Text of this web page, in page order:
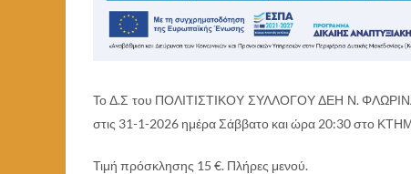
Το Δ.Σ του ΠΟΛΙΤΙΣΤΙΚΟΥ ΣΥΛΛΟΓΟΥ ΔΕΗ Ν. ΦΛΩΡΙΝΑΣ
στις 31-1-2026 ημέρα Σάββατο και ώρα 20:30 στο
Τιμή πρόσκλησης 15 €. Πλήρες μενού.